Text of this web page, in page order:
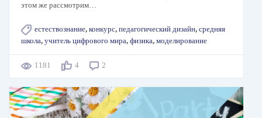
этом же рассмотрим…
естествознание, конкурс, педагогический дизайн, средняя
школа, учитель цифрового мира, физика, моделирование
1181 4 2